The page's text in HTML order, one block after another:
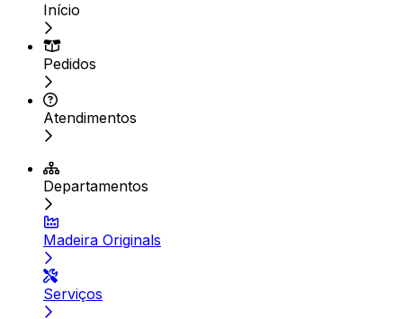
Início
Pedidos
Atendimentos
Departamentos
Madeira Originals
Serviços